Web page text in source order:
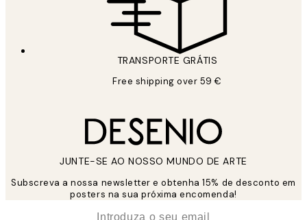
TRANSPORTE GRÁTIS
Free shipping over 59 €
JUNTE-SE AO NOSSO MUNDO DE ARTE
Subscreva a nossa newsletter e obtenha 15% de desconto em
posters na sua próxima encomenda!